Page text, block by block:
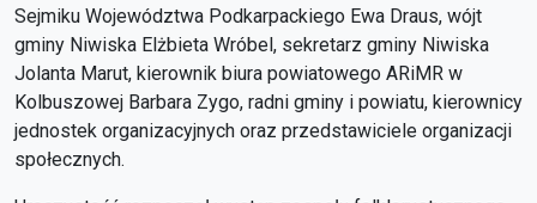
Sejmiku Województwa Podkarpackiego Ewa Draus, wójt
gminy Niwiska Elżbieta Wróbel, sekretarz gminy Niwiska
Jolanta Marut, kierownik biura powiatowego ARiMR w
Kolbuszowej Barbara Zygo, radni gminy i powiatu, kierownicy
jednostek organizacyjnych oraz przedstawiciele organizacji
społecznych.